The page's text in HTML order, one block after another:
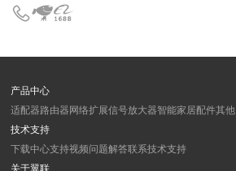
产品中心
适配器路由器 网络扩展信号放大器智能家居配件其他
技术支持
下载中心支持视频问题解答联系技术支持
关于翼联